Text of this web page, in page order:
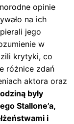
opinie
na ich
jego
w
krytyki, co
różnice zdań
aktora oraz
były
Stallone’a,
i